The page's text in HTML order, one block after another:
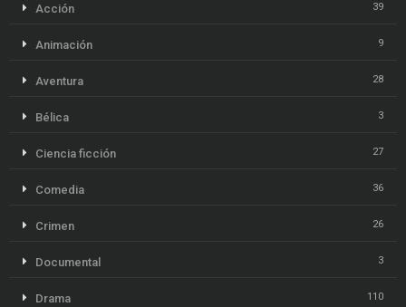
Acción 39
Animación 9
Aventura 28
Bélica 3
Ciencia ficción 27
Comedia 36
Crimen 26
Documental 3
Drama 110